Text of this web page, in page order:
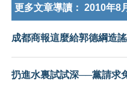
更多文章導讀： 2010年8
成都商報這麼給郭德綱造謠
扔進水裏試試深──黨請求